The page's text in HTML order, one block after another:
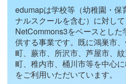
edumapは学校等（幼稚園・保
ナルスクールを含む）に対し
NetCommons3をベースとし
供する事業です。既に鴻巣市
町、蕨市、所沢市、芦屋市、
町、稚内市、桶川市等を中心
をご利用いただいています。